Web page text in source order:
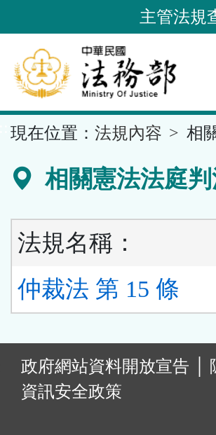
到
要
內
容
區
主管法規
現在位置： 法規內容 相
相關憲法法庭
法規名稱：
仲裁法 第 15 條
政府網站資料開放宣告
資訊安全政策